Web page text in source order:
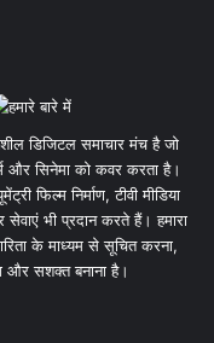
डिजिटल समाचार मंच है जो
और सिनेमा को कवर करता है।
फिल्म निर्माण, टीवी मीडिया
भी प्रदान करते हैं। हमारा
के माध्यम से सूचित करना,
और सशक्त बनाना है।